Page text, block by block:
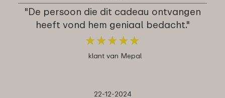
"De persoon die dit cadeau ontvangen
heeft vond hem geniaal bedacht."
★★★★★
★★★★★
klant van Mepal
22-12-2024